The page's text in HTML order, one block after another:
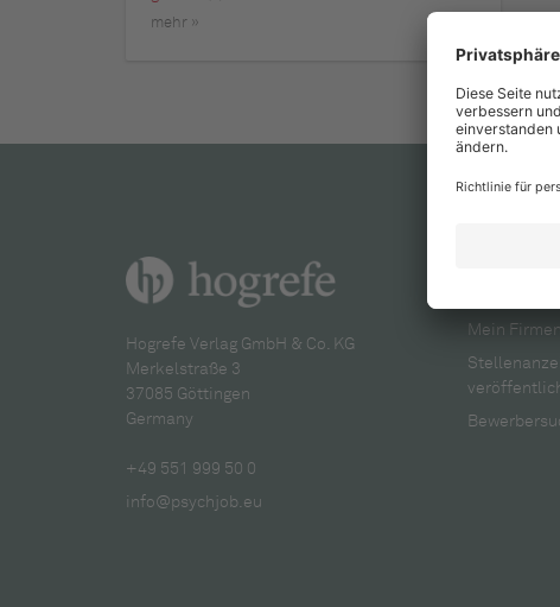
mehr »
Hogrefe Verlag GmbH & Co. KG
Merkelstraße 3
37085 Göttingen
Germany
+49 551 999 50 0
info@psychjob.eu
Mein